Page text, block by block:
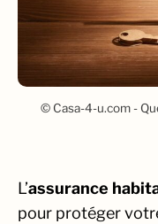
© Casa-4-u.com -
L’assurance
pour protéger